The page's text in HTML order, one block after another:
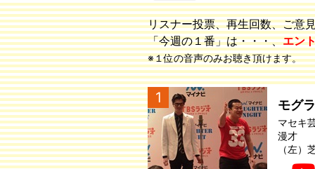
リスナー投票、再生回数、ご意
「今週の１番」は・・・、エン
※１位の音声のみお聴き頂けます。
1 モグ
マセキ
漫才
（左